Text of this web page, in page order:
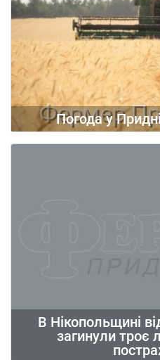
Погода у
В Нікопольщині
загинули троє